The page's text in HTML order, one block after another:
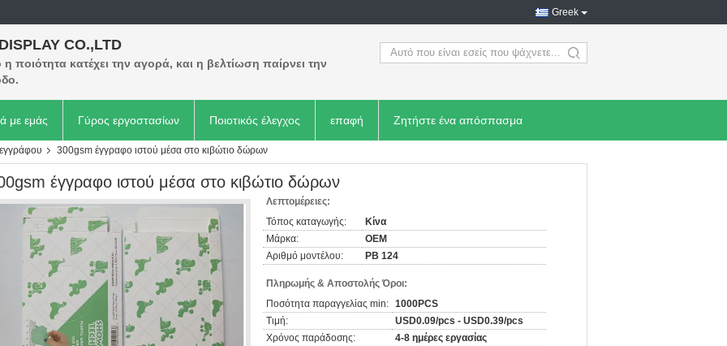
Greek
CO.,LTD
ποιότητα κατέχει την αγορά, και η βελτίωση παίρνει την
search
με εμάς Γύρος εργοστασίων Ποιοτικός έλεγχος επαφή Ζητήστε ένα απόσπασμα
300gsm έγγραφο ιστού μέσα στο κιβώτιο δώρων
έγγραφο ιστού μέσα στο κιβώτιο δώρων
Λεπτομέρειες:
Τόπος καταγωγής:
Κίνα
Μάρκα:
OEM
Αριθμό μοντέλου:
PB 124
Πληρωμής & Αποστολής Όροι:
Ποσότητα παραγγελίας min: 1000PCS
Τιμή:
USD0.09/pcs - USD0.39/pcs
Χρόνος παράδοσης:
4-8 ημέρες εργασίας